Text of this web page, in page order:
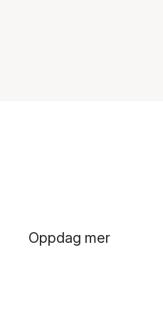
Oppdag mer